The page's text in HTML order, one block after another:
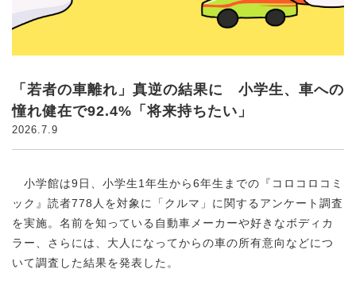
「若者の車離れ」真逆の結果に 小学生、車への
憧れ健在で92.4%「将来持ちたい」
2026.7.9
小学館は9日、小学生1年生から6年生までの『コロコロコミ
ック』読者778人を対象に「クルマ」に関するアンケート調査
を実施。名前を知っている自動車メーカーや好きなボディカ
ラー、さらには、大人になってからの車の所有意向などにつ
いて調査した結果を発表した。